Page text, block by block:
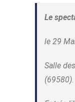
Le
le 29
Salle
(69580).